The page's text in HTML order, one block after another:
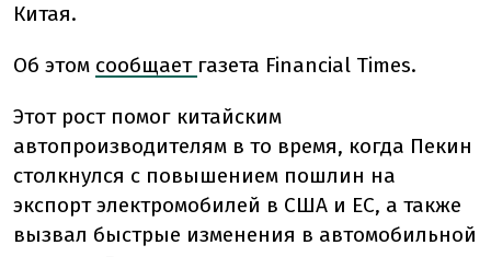
Китая.
Об этом сообщает газета Financial Times.
Этот рост помог китайским
автопроизводителям в то время, когда Пекин
столкнулся с повышением пошлин на
экспорт электромобилей в США и ЕС, а также
вызвал быстрые изменения в автомобильной